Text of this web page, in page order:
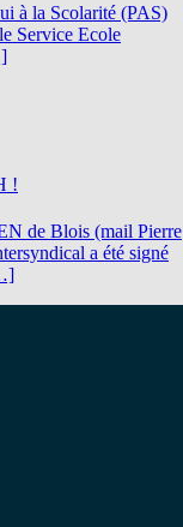
à la Scolarité (PAS)
Service Ecole
!
de Blois (mail Pierre
a été signé